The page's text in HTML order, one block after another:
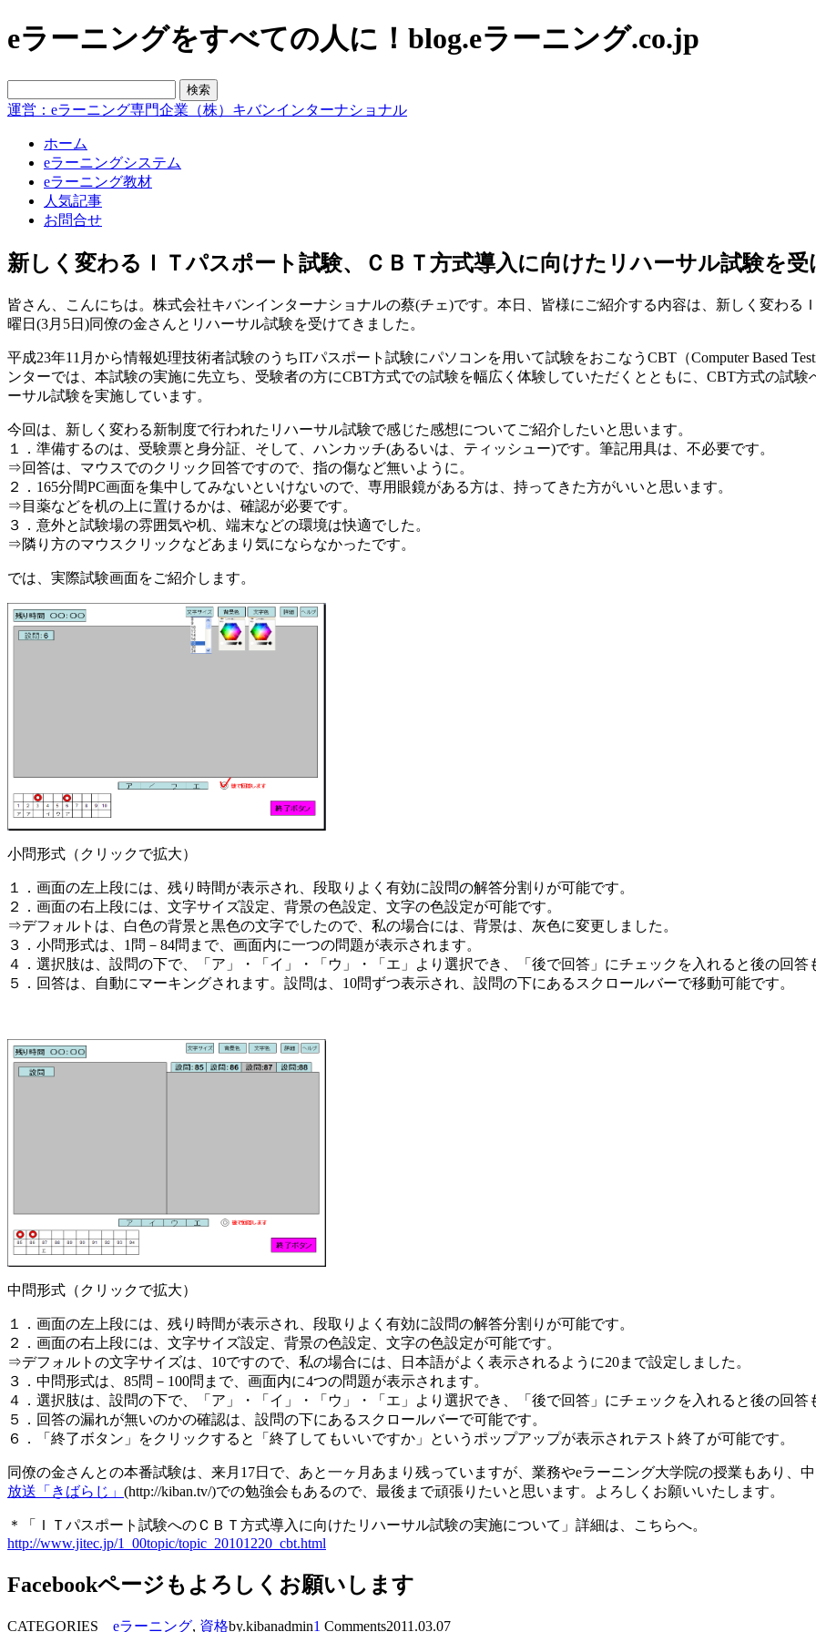
eラーニングをすべての人に！blog.eラーニング.co.jp
運営：eラーニング専門企業（株）キバンインターナショナル
ホーム
eラーニングシステム
eラーニング教材
人気記事
お問合せ
新しく変わるＩＴパスポート試験、ＣＢＴ方式導入に向けたリハーサル試験を受
皆さん、こんにちは。株式会社キバンインターナショナルの蔡(チェ)です。本日、皆様にご紹介する内容は、新しく変わる
曜日(3月5日)同僚の金さんとリハーサル試験を受けてきました。
平成23年11月から情報処理技術者試験のうちITパスポート試験にパソコンを用いて試験をおこなうCBT（Computer Based
ンターでは、本試験の実施に先立ち、受験者の方にCBT方式での試験を幅広く体験していただくとともに、CBT方式の試
ーサル試験を実施しています。
今回は、新しく変わる新制度で行われたリハーサル試験で感じた感想についてご紹介したいと思います。
１．準備するのは、受験票と身分証、そして、ハンカッチ(あるいは、ティッシュー)です。筆記用具は、不必要です。
⇒回答は、マウスでのクリック回答ですので、指の傷など無いように。
２．165分間PC画面を集中してみないといけないので、専用眼鏡がある方は、持ってきた方がいいと思います。
⇒目薬などを机の上に置けるかは、確認が必要です。
３．意外と試験場の雰囲気や机、端末などの環境は快適でした。
⇒隣り方のマウスクリックなどあまり気にならなかったです。
では、実際試験画面をご紹介します。
小問形式（クリックで拡大）
１．画面の左上段には、残り時間が表示され、段取りよく有効に設問の解答分割りが可能です。
２．画面の右上段には、文字サイズ設定、背景の色設定、文字の色設定が可能です。
⇒デフォルトは、白色の背景と黒色の文字でしたので、私の場合には、背景は、灰色に変更しました。
３．小問形式は、1問－84問まで、画面内に一つの問題が表示されます。
４．選択肢は、設問の下で、「ア」・「イ」・「ウ」・「エ」より選択でき、「後で回答」にチェックを入れると後の回答
５．回答は、自動にマーキングされます。設問は、10問ずつ表示され、設問の下にあるスクロールバーで移動可能です。
中問形式（クリックで拡大）
１．画面の左上段には、残り時間が表示され、段取りよく有効に設問の解答分割りが可能です。
２．画面の右上段には、文字サイズ設定、背景の色設定、文字の色設定が可能です。
⇒デフォルトの文字サイズは、10ですので、私の場合には、日本語がよく表示されるように20まで設定しました。
３．中問形式は、85問－100問まで、画面内に4つの問題が表示されます。
４．選択肢は、設問の下で、「ア」・「イ」・「ウ」・「エ」より選択でき、「後で回答」にチェックを入れると後の回答
５．回答の漏れが無いのかの確認は、設問の下にあるスクロールバーで可能です。
６．「終了ボタン」をクリックすると「終了してもいいですか」というポップアップが表示されテスト終了が可能です。
同僚の金さんとの本番試験は、来月17日で、あと一ヶ月あまり残っていますが、業務やeラーニング大学院の授業もあり、
放送「きばらじ」 (http://kiban.tv/)での勉強会もあるので、最後まで頑張りたいと思います。よろしくお願いいたします。
＊「ＩＴパスポート試験へのＣＢＴ方式導入に向けたリハーサル試験の実施について」詳細は、こちらへ。
http://www.jitec.jp/1_00topic/topic_20101220_cbt.html
Facebookページもよろしくお願いします
CATEGORIES eラーニング, 資格by.kibanadmin1 Comments2011.03.07